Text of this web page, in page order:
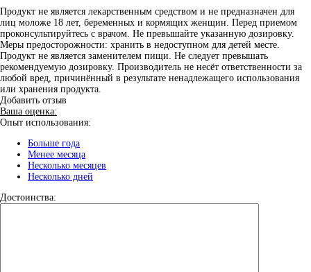
Продукт не является лекарственным средством и не предназначен для
лиц моложе 18 лет, беременных и кормящих женщин. Перед приемом
проконсультируйтесь с врачом. Не превышайте указанную дозировку.
Меры предосторожности: хранить в недоступном для детей месте.
Продукт не является заменителем пищи. Не следует превышать
рекомендуемую дозировку. Производитель не несёт ответственности за
любой вред, причинённый в результате ненадлежащего использования
или хранения продукта.
Добавить отзыв
Ваша оценка:
Опыт использования:
Больше года
Менее месяца
Несколько месяцев
Несколько дней
Достоинства: